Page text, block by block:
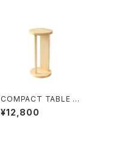
COMPACT TABLE -
CHOTTE-
¥12,800